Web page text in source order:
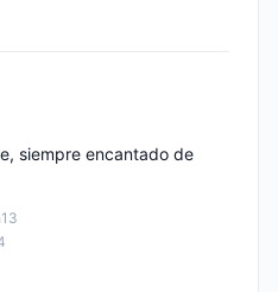
siempre encantado de